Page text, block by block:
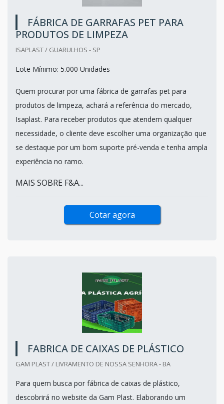
FÁBRICA DE GARRAFAS PET PARA
PRODUTOS DE LIMPEZA
ISAPLAST / GUARULHOS - SP
Lote Mínimo: 5.000 Unidades
Quem procurar por uma fábrica de garrafas pet para
produtos de limpeza, achará a referência do mercado,
Isaplast. Para receber produtos que atendem qualquer
necessidade, o cliente deve escolher uma organização que
se destaque por um bom suporte pré-venda e tenha ampla
experiência no ramo.
MAIS SOBRE F&A...
Cotar agora
FABRICA DE CAIXAS DE PLÁSTICO
GAM PLAST / LIVRAMENTO DE NOSSA SENHORA - BA
Para quem busca por fábrica de caixas de plástico,
descobrirá no website da Gam Plast. Elaborando um